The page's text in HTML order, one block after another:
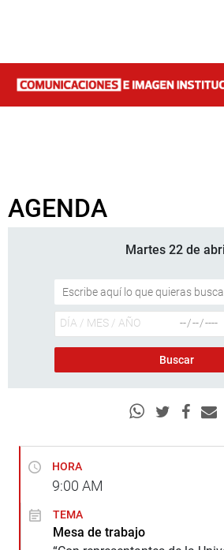
AGENDA
Martes 22 de
HORA
9:00 AM
TEMA
Mesa de trabajo